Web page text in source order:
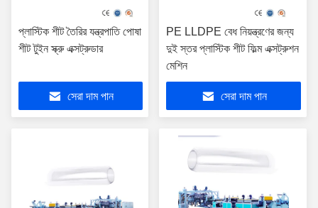
প্লাস্টিক শীট তৈরির যন্ত্রপাতি পোষা
শীট টুইন স্ক্রু এক্সট্রুডার
সেরা দাম পান
PE LLDPE বেধ নিয়ন্ত্রণের জন্য
দুই স্তর প্লাস্টিক শীট ফিল্ম এক্সট্রুশন
মেশিন
সেরা দাম পান